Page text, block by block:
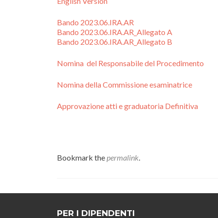
Bando 2023.06.IRA.AR
Bando 2023.06.IRA.AR_Allegato A
Bando 2023.06.IRA.AR_Allegato B
Nomina del Responsabile del Procedimento
Nomina della Commissione esaminatrice
Approvazione atti e graduatoria Definitiva
Bookmark thepermalink.
PER I DIPENDENTI